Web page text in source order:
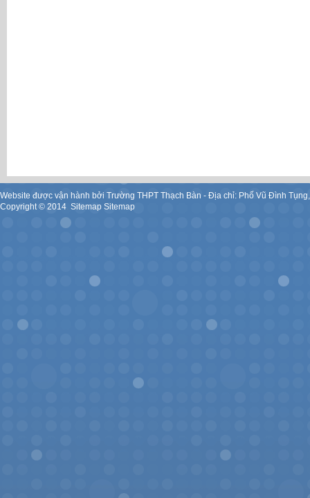
Website được vận hành bởi Trường THPT Thạch Bàn - Địa chỉ: Phố Vũ Đình
Copyright © 2014. Sitemap Sitemap